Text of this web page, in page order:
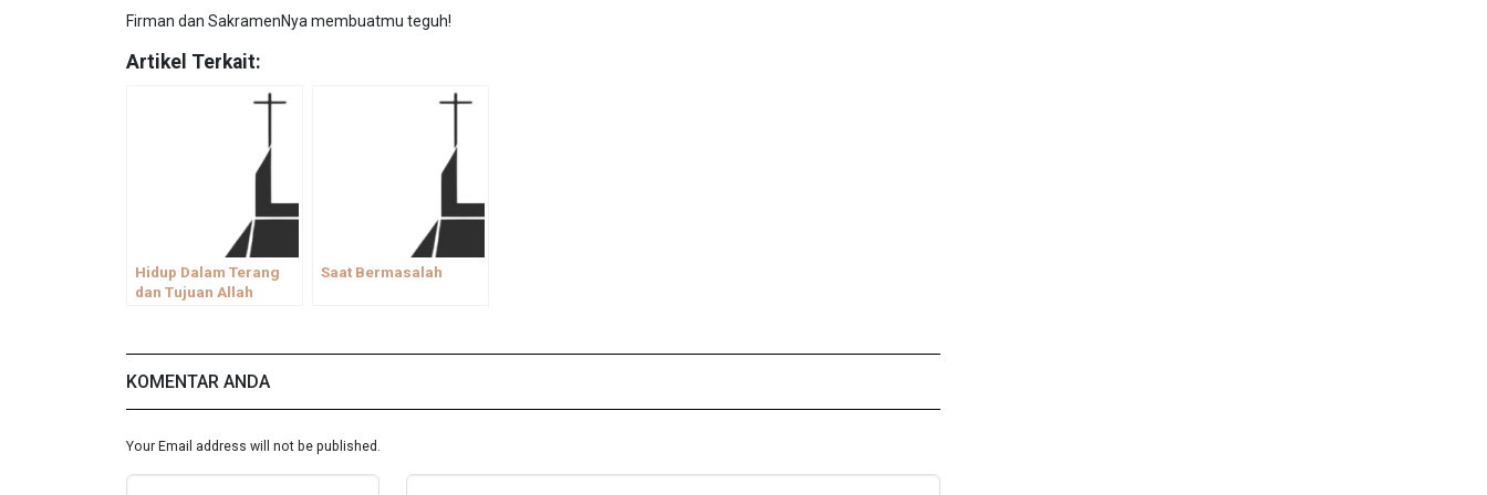
Firman dan SakramenNya membuatmu teguh!
Artikel Terkait:
Hidup Dalam Terang
dan Tujuan Allah
Saat Bermasalah
KOMENTAR ANDA
Your Email address will not be published.